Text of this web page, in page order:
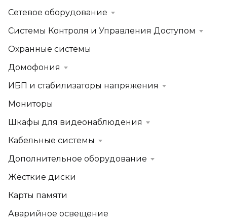
Сетевое оборудование
Системы Контроля и Управления Доступом
Охранные системы
Домофония
ИБП и стабилизаторы напряжения
Мониторы
Шкафы для видеонаблюдения
Кабельные системы
Дополнительное оборудование
Жёсткие диски
Карты памяти
Аварийное освещение